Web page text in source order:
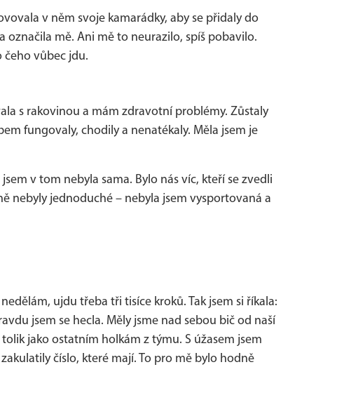
v něm svoje kamarádky, aby se přidaly do
označila mě. Ani mě to neurazilo, spíš pobavilo.
čeho vůbec jdu.
s rakovinou a mám zdravotní problémy. Zůstaly
fungovaly, chodily a nenatékaly. Měla jsem je
v tom nebyla sama. Bylo nás víc, kteří se zvedli
nebyly jednoduché – nebyla jsem vysportovaná a
ujdu třeba tři tisíce kroků. Tak jsem si říkala:
jsem se hecla. Měly jsme nad sebou bič od naší
jako ostatním holkám z týmu. S úžasem jsem
číslo, které mají. To pro mě bylo hodně